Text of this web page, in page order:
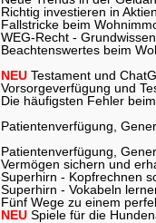
Richtig investieren in
Fallstricke beim
WEG-Recht -
Beachtenswertes beim
NEU Testament und
Vorsorgeverfügung und
Die häufigsten Fehler
Patientenverfügung,
Patientenverfügung,
Vermögen sichern und
Superhirn - Kopfrechnen
Superhirn - Vokabeln
Fünf Wege zu einem
NEU Spiele für die